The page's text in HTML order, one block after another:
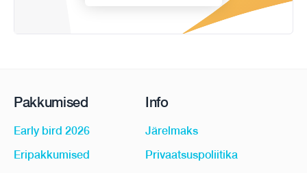
Pakkumised
Early bird 2026
Eripakkumised
Info
Järelmaks
Privaatsuspoliitika